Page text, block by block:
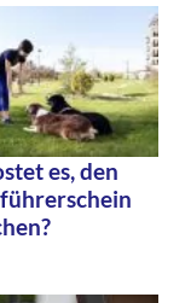
es, den